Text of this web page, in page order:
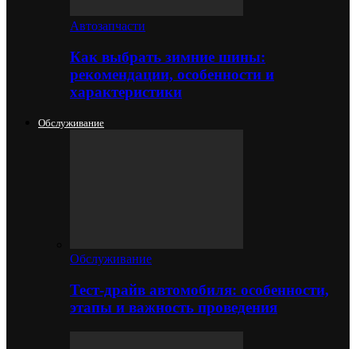
Автозапчасти
Как выбрать зимние шины:
рекомендации, особенности и
характеристики
Обслуживание
Обслуживание
Тест-драйв автомобиля: особенности,
этапы и важность проведения